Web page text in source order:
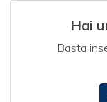
Hai
Basta